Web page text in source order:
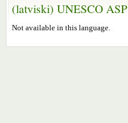
(latviski) UNESCO ASP
Not available in this language.